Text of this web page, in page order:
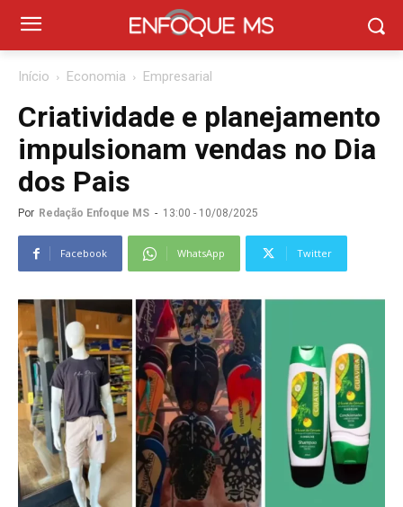
Início Economia Empresarial
Criatividade e planejamento
impulsionam vendas no Dia
dos Pais
Por Redação Enfoque MS - 13:00 - 10/08/2025
Facebook WhatsApp Twitter